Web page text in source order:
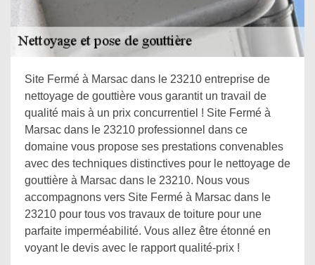
Site Fermé à Marsac dans le 23210 entreprise de
nettoyage de gouttière vous garantit un travail de
qualité mais à un prix concurrentiel ! Site Fermé à
Marsac dans le 23210 professionnel dans ce
domaine vous propose ses prestations convenables
avec des techniques distinctives pour le nettoyage de
gouttière à Marsac dans le 23210. Nous vous
accompagnons vers Site Fermé à Marsac dans le
23210 pour tous vos travaux de toiture pour une
parfaite imperméabilité. Vous allez être étonné en
voyant le devis avec le rapport qualité-prix !